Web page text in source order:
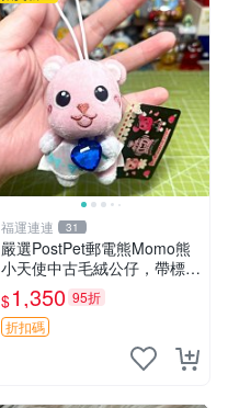
福運連連 31
嚴選PostPet郵電熊Momo熊
小天使中古毛絨公仔，帶標牌
保存完好。絕版稀有少見收藏
品，微瑕可接受，狀態如圖。
所見即所得，毛絨精品嚴選推
$1,350 95折
折扣碼